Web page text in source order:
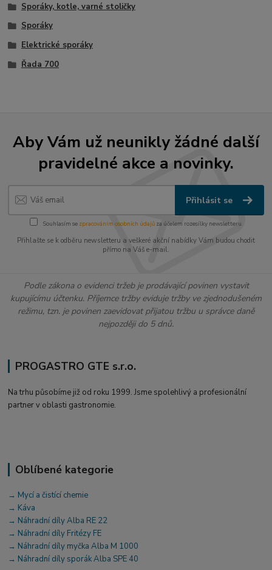
Sporáky, kotle, varné stoličky
Sporáky
Elektrické sporáky
Řada 700
Aby Vám už neunikly žádné další
pravidelné akce a novinky.
Přihlásit se
Souhlasím se zpracováním osobních údajůza účelem rozesílky newsletteru.
Přihlašte se k odběru newsletteru a veškeré akční nabídky Vám budou chodit
přímo na Váš e-mail.
Podle zákona o evidenci tržeb je prodávající povinen vystavit
kupujícímu účtenku. Příjemce tržby eviduje tržby ve zjednodušeném
režimu, tzn. je povinen zaevidovat přijatou tržbu u správce daně
nejpozději do 5 dnů.
PROGASTRO GTE s.r.o.
Na trhu působíme již od roku 1999. Jsme spolehlivý a profesionální
partner v oblasti gastronomie.
Oblíbené kategorie
→ Mycí a čistící chemie
→ Káva
→ Náhradní díly Alba RE 22
→ Náhradní díly Fritézy FE
→ Náhradní díly myčka Alba M 1000
→ Náhradní díly sporák Alba SPE 40